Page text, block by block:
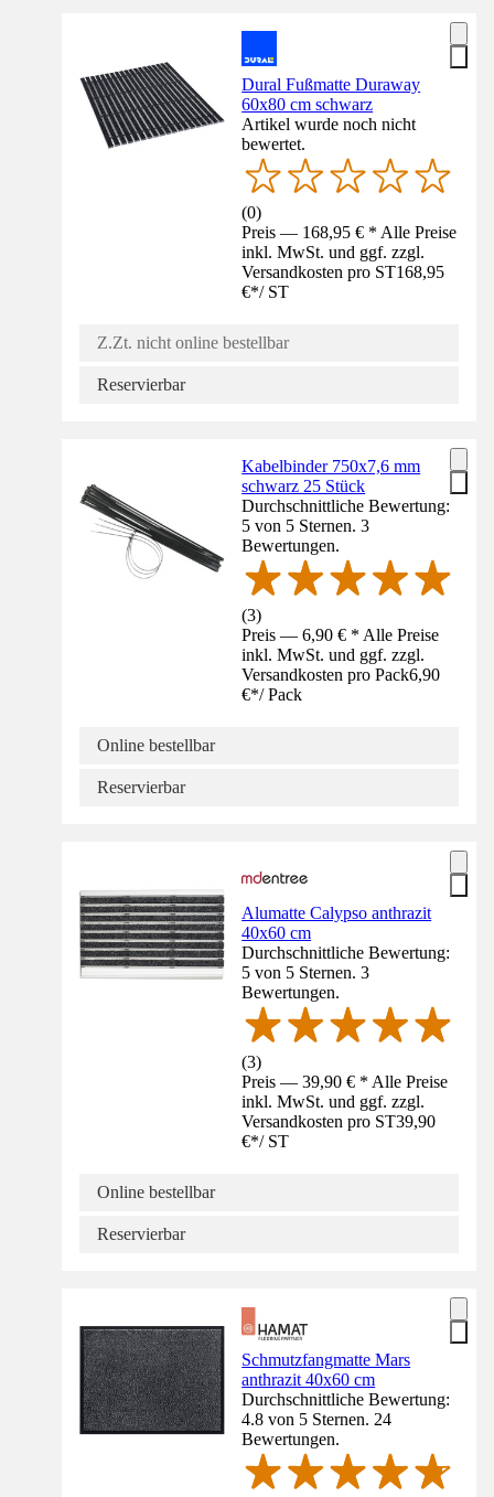
Dural Fußmatte Duraway
60x80 cm schwarz
Artikel wurde noch nicht
bewertet.
(0)
Preis — 168,95 € * Alle Preise
inkl. MwSt. und ggf. zzgl.
Versandkosten pro ST168,95
€*/ ST
Z.Zt. nicht online bestellbar
Reservierbar
Kabelbinder 750x7,6 mm
schwarz 25 Stück
Durchschnittliche Bewertung:
5 von 5 Sternen. 3
Bewertungen.
(3)
Preis — 6,90 € * Alle Preise
inkl. MwSt. und ggf. zzgl.
Versandkosten pro Pack6,90
€*/ Pack
Online bestellbar
Reservierbar
Alumatte Calypso anthrazit
40x60 cm
Durchschnittliche Bewertung:
5 von 5 Sternen. 3
Bewertungen.
(3)
Preis — 39,90 € * Alle Preise
inkl. MwSt. und ggf. zzgl.
Versandkosten pro ST39,90
€*/ ST
Online bestellbar
Reservierbar
Schmutzfangmatte Mars
anthrazit 40x60 cm
Durchschnittliche Bewertung:
4.8 von 5 Sternen. 24
Bewertungen.